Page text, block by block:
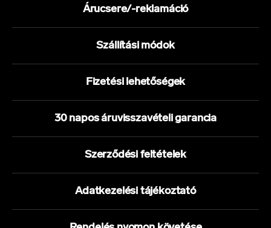
Árucsere/-reklamáció
Szállítási módok
Fizetési lehetőségek
30 napos áruvisszavételi garancia
Szerződési feltételek
Adatkezelési tájékoztató